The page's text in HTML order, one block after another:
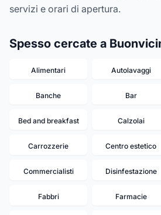
servizi e orari di apertura.
Spesso cercate a
Alimentari Autolavaggi
Banche Bar
Bed and breakfast Calzolai
Carrozzerie Centro estetico
Commercialisti Disinfestazione
Fabbri Farmacie